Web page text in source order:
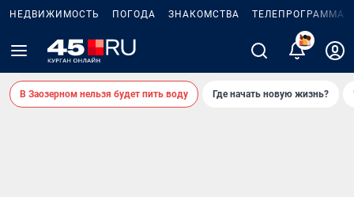
НЕДВИЖИМОСТЬ ПОГОДА ЗНАКОМСТВА ТЕЛЕПРОГРАММА
В Заозерном нельзя будет пить воду Где начать новую жизнь?